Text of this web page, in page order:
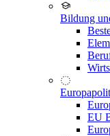
Bildung
EU